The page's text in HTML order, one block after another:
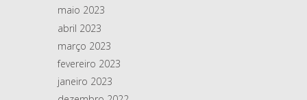
maio 2023
abril 2023
março 2023
fevereiro 2023
janeiro 2023